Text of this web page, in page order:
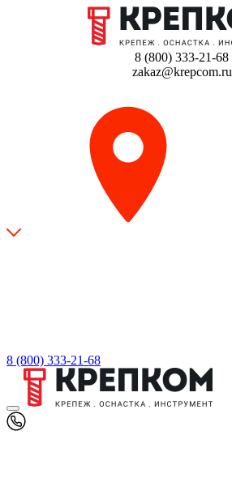
8 (800) 333-21-68
zakaz@krepcom.ru
8 (800) 333-21-68